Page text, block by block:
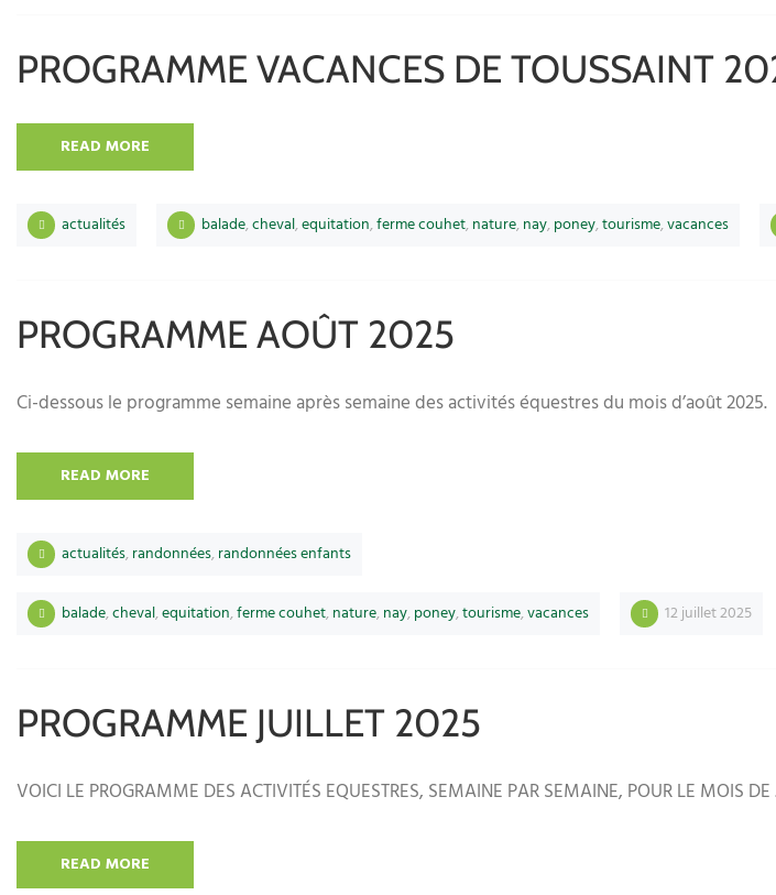
PROGRAMME VACANCES DE TOUSSAINT
READ MORE
actualités balade,cheval,equitation,ferme couhet,nature,nay,poney,tourisme,vacances
PROGRAMME AOÛT 2025
Ci-dessous le programme semaine après semaine des activités équestres du mois d’août 2025.
READ MORE
actualités,randonnées,randonnées enfants
balade,cheval,equitation,ferme couhet,nature,nay,poney,tourisme,vacances 12 juillet 2025
PROGRAMME JUILLET 2025
VOICI LE PROGRAMME DES ACTIVITÉS EQUESTRES, SEMAINE PAR SEMAINE, POUR LE MOIS DE
READ MORE